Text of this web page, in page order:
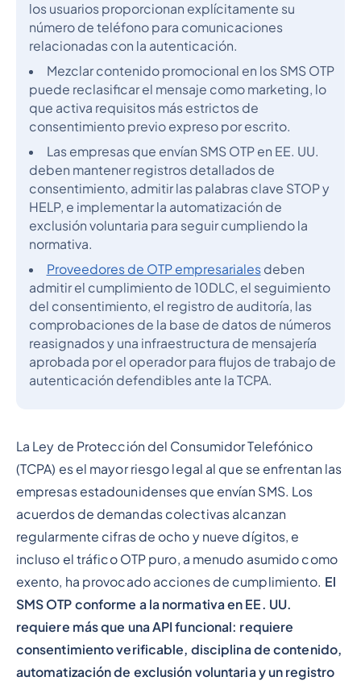
los usuarios proporcionan explícitamente su
número de teléfono para comunicaciones
relacionadas con la autenticación.
Mezclar contenido promocional en los SMS OTP
puede reclasificar el mensaje como marketing, lo
que activa requisitos más estrictos de
consentimiento previo expreso por escrito.
Las empresas que envían SMS OTP en EE. UU.
deben mantener registros detallados de
consentimiento, admitir las palabras clave STOP y
HELP, e implementar la automatización de
exclusión voluntaria para seguir cumpliendo la
normativa.
Proveedores de OTP empresarialesdeben
admitir el cumplimiento de 10DLC, el seguimiento
del consentimiento, el registro de auditoría, las
comprobaciones de la base de datos de números
reasignados y una infraestructura de mensajería
aprobada por el operador para flujos de trabajo de
autenticación defendibles ante la TCPA.
La Ley de Protección del Consumidor Telefónico
(TCPA) es el mayor riesgo legal al que se enfrentan las
empresas estadounidenses que envían SMS. Los
acuerdos de demandas colectivas alcanzan
regularmente cifras de ocho y nueve dígitos, e
incluso el tráfico OTP puro, a menudo asumido como
exento, ha provocado acciones de cumplimiento. El
SMS OTP conforme a la normativa en EE. UU.
requiere más que una API funcional: requiere
consentimiento verificable, disciplina de contenido,
automatización de exclusión voluntaria y un registro